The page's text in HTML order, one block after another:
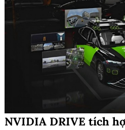
NVIDIA DRIVE tích